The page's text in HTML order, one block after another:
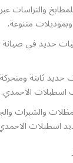
والتراسات
متنوعة.
حديد في صيانة
حديد ثابتة
اسطبلات الاحمدي.
والشبرات
اسطبلات